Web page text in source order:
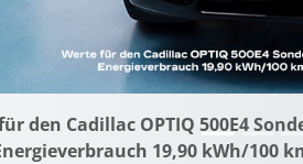
den Cadillac OPTIQ 500E4
19,90 kWh/100